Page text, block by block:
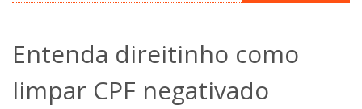
Entenda direitinho como
limpar CPF negativado